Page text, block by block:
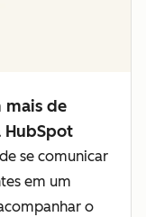
mais de
se comunicar
em um
o